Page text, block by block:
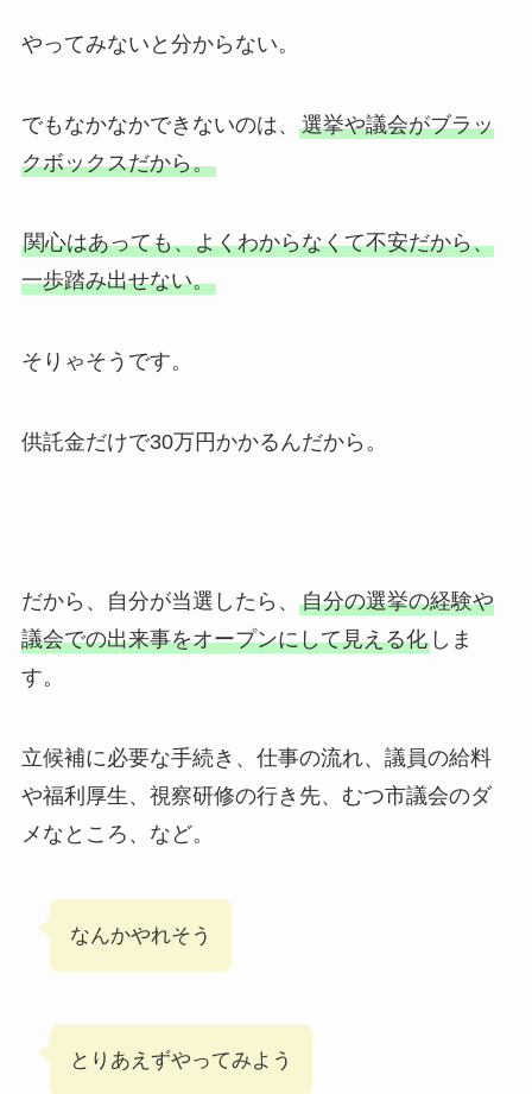
やってみないと分からない。
でもなかなかできないのは、 選挙や議会がブラッ
クボックスだから。
関心はあっても、よくわからなくて不安だから、
一歩踏み出せない。
そりゃそうです。
供託金だけで30万円かかるんだから。
だから、自分が当選したら、 自分の選挙の経験や
議会での出来事をオープンにして見える化しま
す。
立候補に必要な手続き、仕事の流れ、議員の給料
や福利厚生、視察研修の行き先、むつ市議会のダ
メなところ、など。
なんかやれそう
とりあえずやってみよう